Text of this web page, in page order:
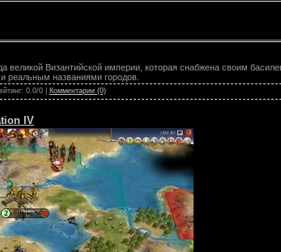
великой Византийской империи, которая снабжена своим
реальным названиями городов.
0.0/0 | Комментарии (0)
IV